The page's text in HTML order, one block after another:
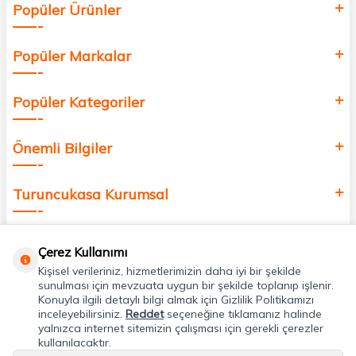
değer katmak için bize katılın!
Popüler Ürünler
Popüler Markalar
Popüler Kategoriler
Önemli Bilgiler
Turuncukasa Kurumsal
Uygulamalarımız
Adres & İletişim
Çerez Kullanımı
Kişisel verileriniz, hizmetlerimizin daha iyi bir şekilde
sunulması için mevzuata uygun bir şekilde toplanıp işlenir.
Konuyla ilgili detaylı bilgi almak için Gizlilik Politikamızı
inceleyebilirsiniz. Reddetseçeneğine tıklamanız halinde
yalnızca internet sitemizin çalışması için gerekli çerezler
kullanılacaktır.